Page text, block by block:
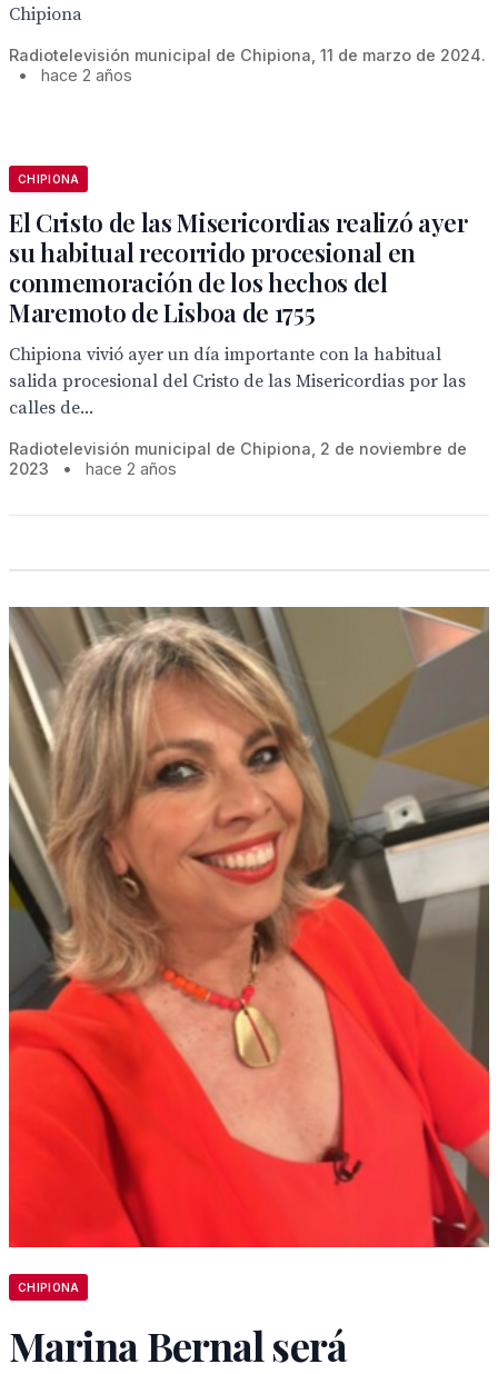
Chipiona
Radiotelevisión municipal de Chipiona, 11 de marzo de 2024.
•
hace 2 años
CHIPIONA
El Cristo de las Misericordias realizó ayer
su habitual recorrido procesional en
conmemoración de los hechos del
Maremoto de Lisboa de 1755
Chipiona vivió ayer un día importante con la habitual
salida procesional del Cristo de las Misericordias por las
calles de...
Radiotelevisión municipal de Chipiona, 2 de noviembre de
2023
• hace 2 años
CHIPIONA
Marina Bernal será